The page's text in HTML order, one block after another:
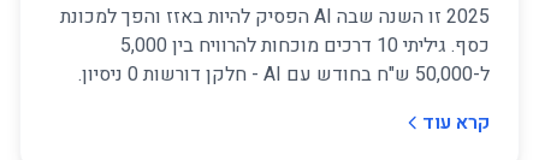
2025 זו השנה שבה AI הפסיק להיות באזז והפך למכונת
כסף. גיליתי 10 דרכים מוכחות להרוויח בין 5,000
ל-50,000 ש"ח בחודש עם AI - חלקן דורשות 0 ניסיון.
קרא עוד